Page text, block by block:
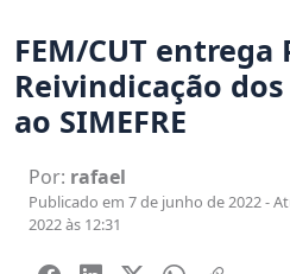
FEM/CUT entrega
Reivindicação
ao SIMEFRE
Por: rafael
Publicado em 7 de junho de 2022 -
2022 às 12:31